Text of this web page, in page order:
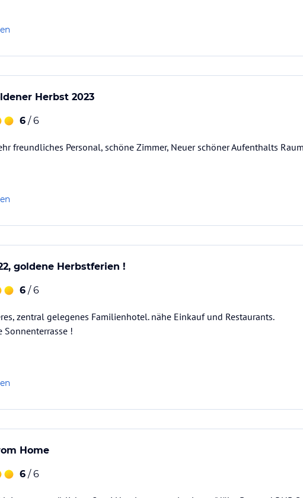
Herbst 2023
6 / 6
freundliches Personal, schöne Zimmer, Neuer schöner Aufenthalts
goldene Herbstferien !
6 / 6
zentral gelegenes Familienhotel. nähe Einkauf und Restaurants.
Sonnenterrasse !
Home
6 / 6